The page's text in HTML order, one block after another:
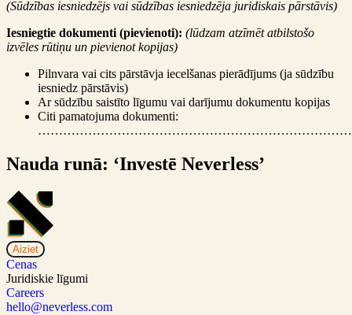
(Sūdzības iesniedzējs vai sūdzības iesniedzēja juridiskais pārstāvis)
Iesniegtie dokumenti (pievienoti): (lūdzam atzīmēt atbilstošo
izvēles rūtiņu un pievienot kopijas)
Pilnvara vai cits pārstāvja iecelšanas pierādījums (ja sūdzību
iesniedz pārstāvis)
Ar sūdzību saistīto līgumu vai darījumu dokumentu kopijas
Citi pamatojuma dokumenti:
Nauda runā: ‘Investē Neverless’
Aiziet
Cenas
Juridiskie līgumi
Careers
hello@neverless.com